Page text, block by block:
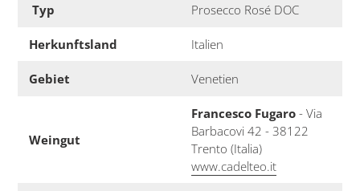
Typ Prosecco Rosé DOC
Herkunftsland Italien
Gebiet Venetien
Weingut
Francesco Fugaro - Via
Barbacovi 42 - 38122
Trento (Italia)
www.cadelteo.it